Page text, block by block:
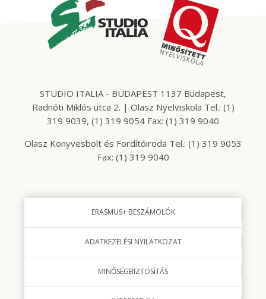
STUDIO ITALIA - BUDAPEST 1137 Budapest,
Radnóti Miklós utca 2. | Olasz Nyelviskola Tel.: (1)
319 9039, (1) 319 9054 Fax: (1) 319 9040
Olasz Könyvesbolt és Fordítóiroda Tel.: (1) 319 9053
Fax: (1) 319 9040
ERASMUS+ BESZÁMOLÓK
ADATKEZELÉSI NYILATKOZAT
MINŐSÉGBIZTOSÍTÁS